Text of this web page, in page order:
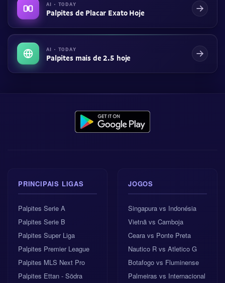
AI · TODAY
Palpites de Placar Exato Hoje
AI · TODAY
Palpites mais de 2.5 hoje
PRINCIPAIS LIGAS
Palpites Serie A
Palpites Serie B
Palpites Super Liga
Palpites Premier League
Palpites MLS Next Pro
Palpites Ettan - Södra
JOGOS
Singapura vs Indonésia
Vietnã vs Camboja
Ceara vs Ponte Preta
Nautico R vs Atletico G
Botafogo vs Fluminense
Palmeiras vs Internacional